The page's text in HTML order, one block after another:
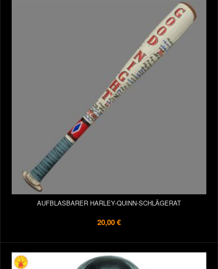
AUFBLASBARER HARLEY-QUINN-SCHLÄGERAT
20,00 €